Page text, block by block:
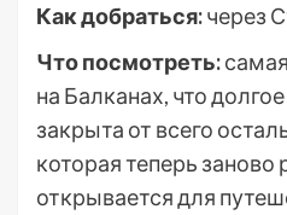
Как добраться:через
Что посмотреть:
на Балканах, что
закрыта от всего
которая теперь заново
открывается для